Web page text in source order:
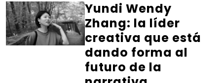
Yundi Wendy
Zhang: la líder
creativa que está
dando forma al
futuro de la